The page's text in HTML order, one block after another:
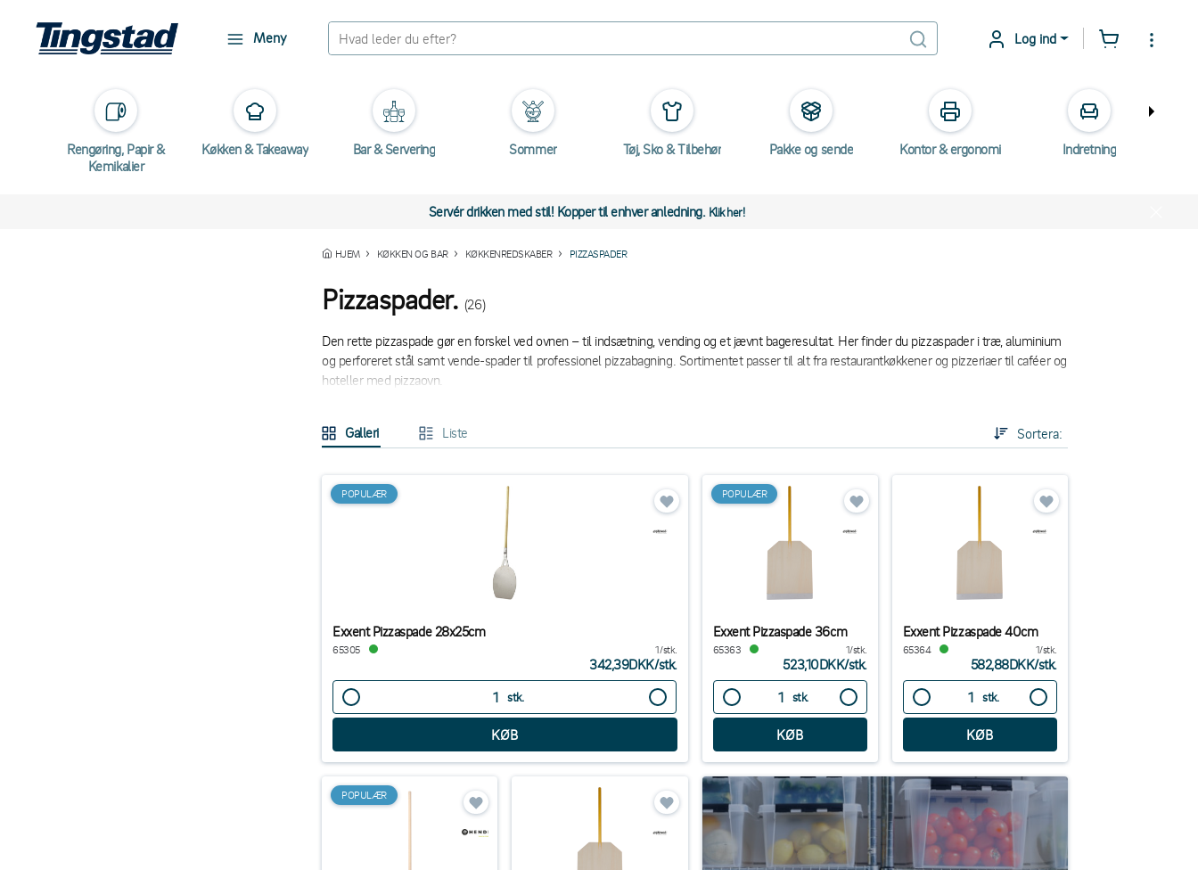
Meny Log ind
Rengøring, Papir &
Kemikalier
Køkken & Takeaway Bar & Servering Sommer Tøj, Sko & Tilbehør Pakke og sende Kontor & ergonomi Indretning
Servér drikken med stil! Kopper til enhver anledning. Klik her!
HJEM KØKKEN OG BAR KØKKENREDSKABER PIZZASPADER
Pizzaspader. (26)
Den rette pizzaspade gør en forskel ved ovnen – til indsætning, vending og et jævnt bageresultat. Her finder du pizzaspader i træ, aluminium
og perforeret stål samt vende-spader til professionel pizzabagning. Sortimentet passer til alt fra restaurantkøkkener og pizzeriaer til caféer og
hoteller med pizzaovn.
Galleri Liste Sortera:
POPULÆR
Exxent Pizzaspade 28x25cm
65305 1/stk.
342,39DKK/stk.
stk.
POPULÆR
Exxent Pizzaspade 36cm
65363 1/stk.
523,10DKK/stk.
stk.
Exxent Pizzaspade 40cm
65364 1/stk.
582,88DKK/stk.
stk.
POPULÆR